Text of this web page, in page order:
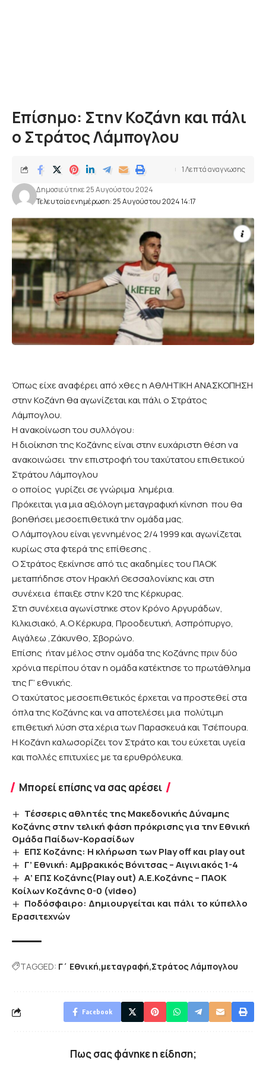
Επίσημο: Στην Κοζάνη και πάλι
ο Στράτος Λάμπογλου
Τελευταία ενημέρωση: 25 Αυγούστου 2024 14:17
Δημοσιεύτηκε 25 Αυγούστου 2024
1 Λεπτά αναγνωσης
Όπως είχε αναφέρει από χθες η ΑθΛΗΤΙΚΗ ΑΝΑΣΚΟΠΗΣΗ
στην Κοζάνη θα αγωνίζεται και πάλι ο Στράτος
Λάμπογλου.
Η ανακοίνωση του συλλόγου:
Η διοίκηση της Κοζάνης είναι στην ευχάριστη θέση να
ανακοινώσει την επιστροφή του ταχύτατου επιθετικού
Στράτου Λάμπογλου
ο οποίος γυρίζει σε γνώριμα λημέρια.
Πρόκειται για μια αξιόλογη μεταγραφική κίνηση που θα
βοηθήσει μεσοεπιθετικά την ομάδα μας.
Ο Λάμπογλου είναι γεννημένος 2/4 1999 και αγωνίζεται
κυρίως στα φτερά της επίθεσης .
Ο Στράτος ξεκίνησε από τις ακαδημίες του ΠΑΟΚ
μεταπήδησε στον Ηρακλή Θεσσαλονίκης και στη
συνέχεια έπαιξε στην Κ20 της Κέρκυρας.
Στη συνέχεια αγωνίστηκε στον Κρόνο Αργυράδων,
Κιλκισιακό, Α.Ο Κέρκυρα, Προοδευτική, Ασπρόπυργο,
Αιγάλεω ,Ζάκυνθο, Σβορώνο.
Επίσης ήταν μέλος στην ομάδα της Κοζάνης πριν δύο
χρόνια περίπου όταν η ομάδα κατέκτησε το πρωτάθλημα
της Γ’ εθνικής.
Ο ταχύτατος μεσοεπιθετικός έρχεται να προστεθεί στα
όπλα της Κοζάνης και να αποτελέσει μια πολύτιμη
επιθετική λύση στα χέρια των Παρασκευά και Τσέπουρα.
Η Κοζάνη καλωσορίζει τον Στράτο και του εύχεται υγεία
και πολλές επιτυχίες με τα ερυθρόλευκα.
Μπορεί επίσης να σας αρέσει
Τέσσερις αθλητές της Μακεδονικής Δύναμης
Κοζάνης στην τελική φάση πρόκρισης για την Εθνική
Ομάδα Παίδων-Κορασίδων
ΕΠΣ Κοζάνης: Η κλήρωση των Play off και play out
Γ’ Εθνική: Αμβρακικός Βόνιτσας – Αιγινιακός 1-4
Α’ ΕΠΣ Κοζάνης(Play out) Α.Ε.Κοζάνης – ΠΑΟΚ
Κοίλων Κοζάνης 0-0 (video)
Ποδόσφαιρο: Δημιουργείται και πάλι το κύπελλο
Ερασιτεχνών
TAGGED: Γ΄ Εθνική μεταγραφή Στράτος Λάμπογλου
Facebook
Πως σας φάνηκε η είδηση;